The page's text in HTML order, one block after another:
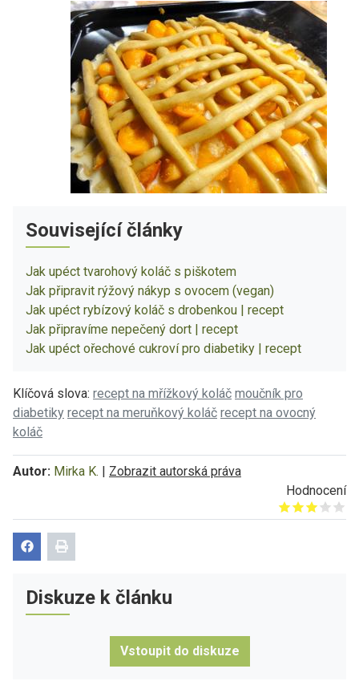
Související články
Jak upéct tvarohový koláč s piškotem
Jak připravit rýžový nákyp s ovocem (vegan)
Jak upéct rybízový koláč s drobenkou | recept
Jak připravíme nepečený dort | recept
Jak upéct ořechové cukroví pro diabetiky | recept
Klíčová slova: recept na mřížkový koláč moučník pro
diabetiky recept na meruňkový koláč recept na ovocný
koláč
Autor: Mirka K. | Zobrazit autorská práva
Hodnocení
Give it 1/5
Give it 2/5
Give it 3/5
Give it 4/5
Give it 5/5
Diskuze k článku
Vstoupit do diskuze